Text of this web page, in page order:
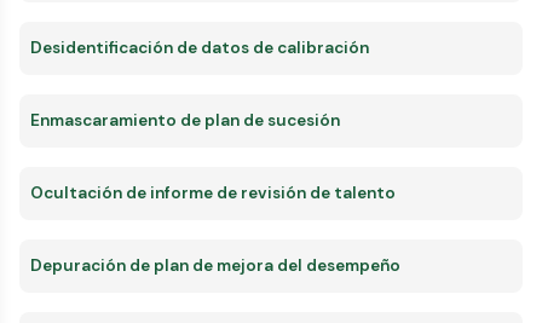
Desidentificación de datos de calibración
Enmascaramiento de plan de sucesión
Ocultación de informe de revisión de talento
Depuración de plan de mejora del desempeño